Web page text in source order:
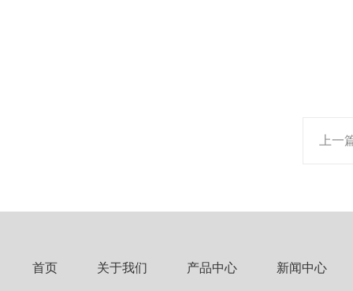
上一
首页 关于我们 产品中心 新闻中心